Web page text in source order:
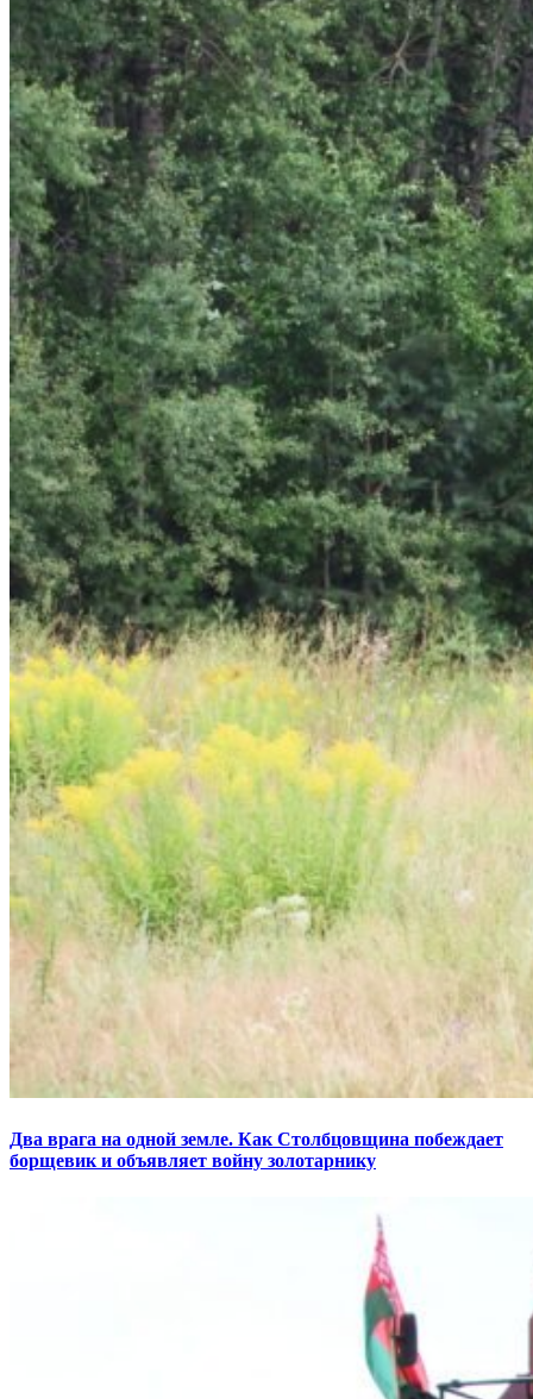
Два врага на одной земле. Как Столбцовщина побеждает
борщевик и объявляет войну золотарнику